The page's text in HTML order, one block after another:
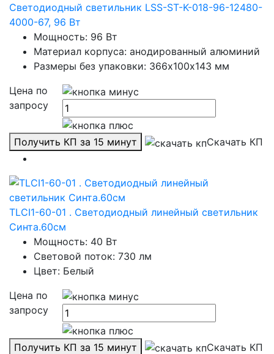
Светодиодный светильник LSS-ST-K-018-96-12480-
4000-67, 96 Вт
Мощность: 96 Вт
Материал корпуса: анодированный алюминий
Размеры без упаковки: 366х100х143 мм
Цена по
запросу
Получить КП за 15 минут Скачать КП
TLCI1-60-01 . Светодиодный линейный светильник
Синта.60см
Мощность: 40 Вт
Световой поток: 730 лм
Цвет: Белый
Цена по
запросу
Получить КП за 15 минут Скачать КП